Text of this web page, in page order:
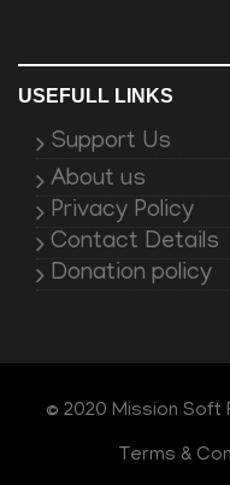
USEFULL LINKS
Support Us
About us
Privacy Policy
Contact Details
Donation policy
© 2020 Mission Soft
Terms &